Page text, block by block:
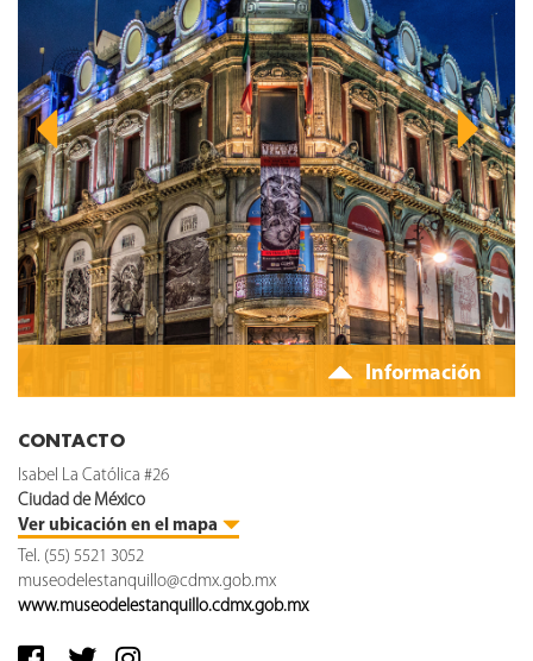
Información
CONTACTO
Isabel La Católica #26
Ciudad de México
Ver ubicación en el mapa
Tel. (55) 5521 3052
museodelestanquillo@cdmx.gob.mx
www.museodelestanquillo.cdmx.gob.mx